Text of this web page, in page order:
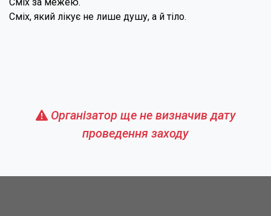
Сміх за межею.
Сміх, який лікує не лише душу, а й тіло.
Організатор ще не визначив дату
проведення заходу